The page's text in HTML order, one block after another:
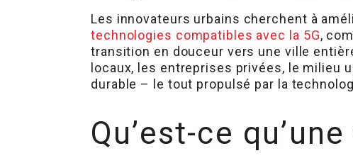
Les innovateurs urbains cherchent à
technologies compatibles avec la 5G,
transition en douceur vers une ville
locaux, les entreprises privées, le milieu
durable – le tout propulsé par la
Qu’est-ce